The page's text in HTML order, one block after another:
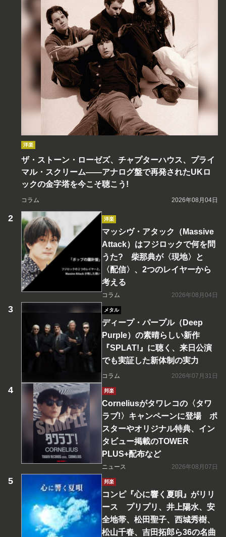
洋楽
ザ・ストーン・ローゼズ、チャプターハウス、プライ
マル・スクリーム――アナログ盤で再発されたUKロ
ックの金字塔を今こそ聴こう!
コラム 2026年08月04日
洋楽
マッシヴ・アタック（Massive
Attack）はフジロックで何を問
うた? 柴那典が〈現地〉と
〈配信〉、2つのレイヤーから
考える
コラム 2026年08月04日
メタル
ディープ・パープル（Deep
Purple）の素晴らしい新作
『SPLAT!』に聴く、来日公演
でも実証した新体制の実力
コラム 2026年07月31日
邦楽
Corneliusがタワレコの〈タワ
ラブ!〉キャンペーンに登場 ポ
スターやオリジナル特典、イン
タビュー掲載のTOWER
PLUS+配布など
ニュース 2026年08月07日
邦楽
コンピ『心に響く夏唄』がリリ
ース プリプリ、井上陽水、安
全地帯、松田聖子、西城秀樹、
松山千春、吉田拓郎ら36の名曲